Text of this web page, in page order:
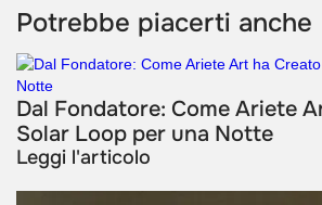
Potrebbe piacerti anche
Dal Fondatore: Come Ariete
Solar Loop per una Notte
Leggi l'articolo